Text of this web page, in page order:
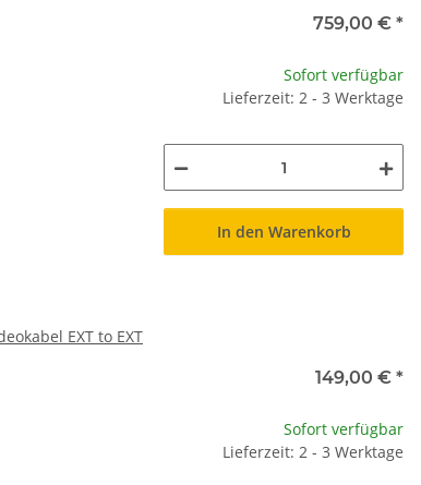
759,00 € *
Sofort verfügbar
Lieferzeit: 2 - 3 Werktage
In den Warenkorb
EXT to EXT
149,00 € *
Sofort verfügbar
Lieferzeit: 2 - 3 Werktage